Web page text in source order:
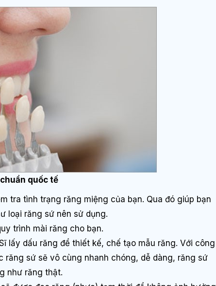
quốc tế
tra tình trạng răng miệng của bạn. Qua đó giúp bạn
loại răng sứ nên sử dụng.
trình mài răng cho bạn.
lấy dấu răng để thiết kế, chế tạo mẫu răng. Với công
răng sứ sẽ vô cùng nhanh chóng, dễ dàng, răng sứ
như răng thật.